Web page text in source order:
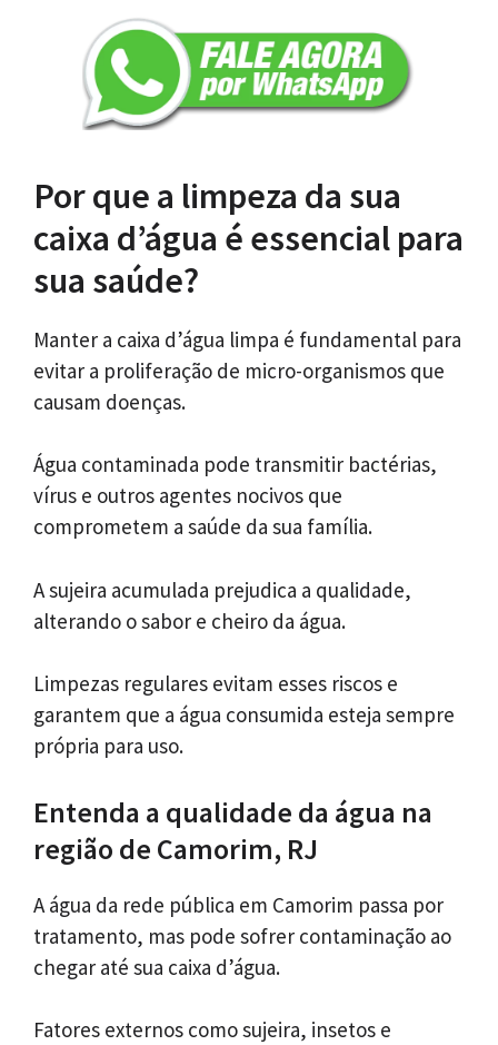
Por que a limpeza da sua
caixa d’água é essencial para
sua saúde?
Manter a caixa d’água limpa é fundamental para
evitar a proliferação de micro-organismos que
causam doenças.
Água contaminada pode transmitir bactérias,
vírus e outros agentes nocivos que
comprometem a saúde da sua família.
A sujeira acumulada prejudica a qualidade,
alterando o sabor e cheiro da água.
Limpezas regulares evitam esses riscos e
garantem que a água consumida esteja sempre
própria para uso.
Entenda a qualidade da água na
região de Camorim, RJ
A água da rede pública em Camorim passa por
tratamento, mas pode sofrer contaminação ao
chegar até sua caixa d’água.
Fatores externos como sujeira, insetos e